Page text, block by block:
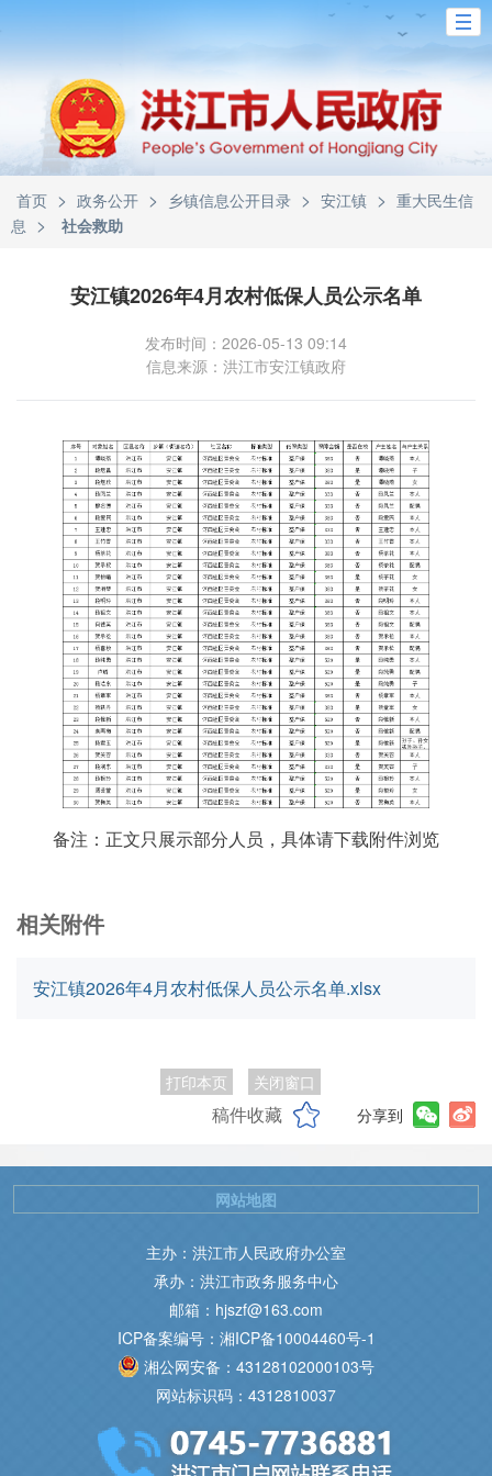
首页 > 政务公开 > 乡镇信息公开目录 > 安江镇 > 重大民生信
息 > 社会救助
安江镇2026年4月农村低保人员公示名单
发布时间：2026-05-13 09:14
信息来源：洪江市安江镇政府
备注：正文只展示部分人员，具体请下载附件浏览
相关附件
安江镇2026年4月农村低保人员公示名单.xlsx
打印本页 关闭窗口
稿件收藏 分享到
主办：洪江市人民政府办公室
承办：洪江市政务服务中心
邮箱：hjszf@163.com
ICP备案编号：湘ICP备10004460号-1
湘公网安备：43128102000103号
网站标识码：4312810037
网站地图